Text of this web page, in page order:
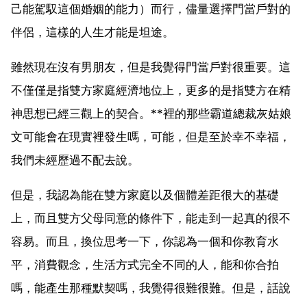
己能駕馭這個婚姻的能力）而行，儘量選擇門當戶對的
伴侶，這樣的人生才能是坦途。
雖然現在沒有男朋友，但是我覺得門當戶對很重要。這
不僅僅是指雙方家庭經濟地位上，更多的是指雙方在精
神思想已經三觀上的契合。**裡的那些霸道總裁灰姑娘
文可能會在現實裡發生嗎，可能，但是至於幸不幸福，
我們未經歷過不配去說。
但是，我認為能在雙方家庭以及個體差距很大的基礎
上，而且雙方父母同意的條件下，能走到一起真的很不
容易。而且，換位思考一下，你認為一個和你教育水
平，消費觀念，生活方式完全不同的人，能和你合拍
嗎，能產生那種默契嗎，我覺得很難很難。但是，話說